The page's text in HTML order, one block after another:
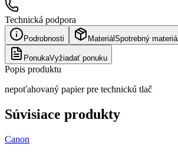
Technická podpora
Podrobnosti Materiál Spotrebný materiál
PonukaVyžiadať ponuku
Popis produktu
nepoťahovaný papier pre technickú tlač
Súvisiace produkty
Canon